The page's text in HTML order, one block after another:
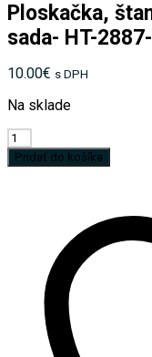
Ploskačka,
sada- HT-
10.00€ s DPH
Na sklade
množstvo
Ploskačka,
štamperlíky.
Pridať do košíka